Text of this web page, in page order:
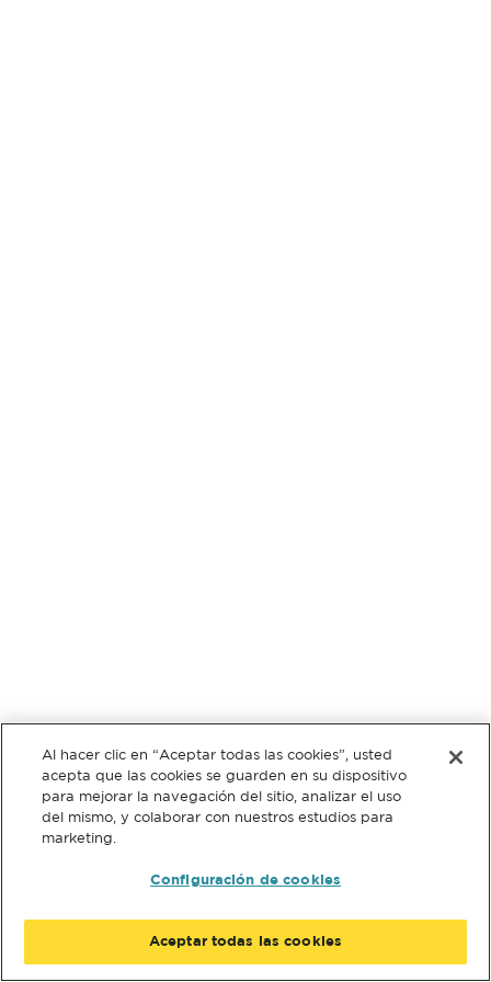
Al hacer clic en “Aceptar todas las cookies”, usted
acepta que las cookies se guarden en su dispositivo
para mejorar la navegación del sitio, analizar el uso
del mismo, y colaborar con nuestros estudios para
marketing.
Configuración de cookies
Aceptar todas las cookies